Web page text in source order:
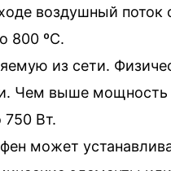
воздушный поток
800 ºС.
из сети.
Чем выше мощность
750 Вт.
может